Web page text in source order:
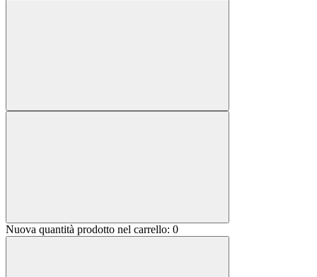
Nuova quantità prodotto nel carrello: 0